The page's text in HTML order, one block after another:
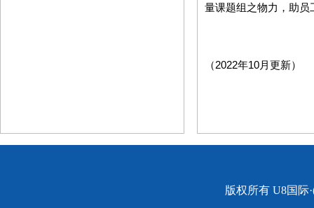
量课题组之物力，助
（2022年10月更新）
版权所有 U8国际